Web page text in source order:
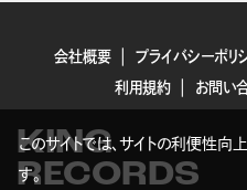
会社概要 プライバシーポリ
利用規約
お問い
KING
RECORDS
このサイトでは、サイトの利便性向
す。